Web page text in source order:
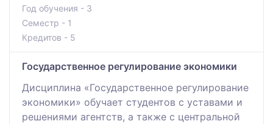
Год обучения - 3
Семестр - 1
Кредитов - 5
Государственное регулирование экономики
Дисциплина «Государственное регулирование
экономики» обучает студентов с уставами и
решениями агентств, а также с центральной